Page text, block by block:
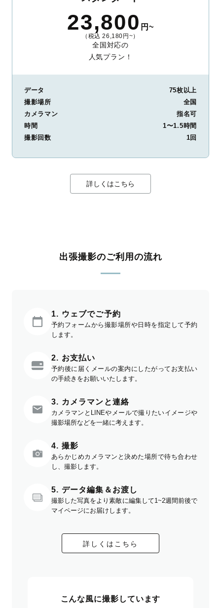
整。自然な雰囲気を残しつつも、おしゃれで洗練された仕上がり
に。きっと「こんな写真を撮ってほしかった！」と思える一枚に
出会えます。まずは、ラブグラフの撮影事例
23,800 円~
（税込 26,180円~）
全国対応の
人気プラン！
データ
75枚以上
撮影場所
全国
カメラマン
指名可
時間
1〜1.5時間
撮影回数
1回
詳しくはこちら
出張撮影のご利用の流れ
1. ウェブでご予約
予約フォームから撮影場所や日時を指定して予約
します。
2. お支払い
予約後に届くメールの案内にしたがってお支払い
の手続きをお願いいたします。
3. カメラマンと連絡
カメラマンとLINEやメールで撮りたいイメージや
撮影場所などを一緒に考えます。
4. 撮影
あらかじめカメラマンと決めた場所で待ち合わせ
し、撮影します。
5. データ編集＆お渡し
撮影した写真をより素敵に編集して1~2週間前後で
マイページにお届けします。
詳しくはこちら
こんな風に撮影しています